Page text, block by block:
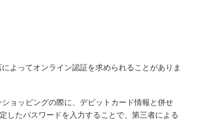
よってオンライン認証を求められることがありま
ョッピングの際に、デビットカード情報と併せ
したパスワードを入力することで、第三者による